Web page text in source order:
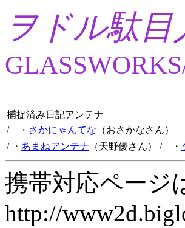
ヲドル駄目
捕捉済み日記アンテナ
/ ・ さかにゃんてな （おさかなさん）
/ ・ あまねアンテナ （天野優さん） / ・
携帯対応ページ
http://